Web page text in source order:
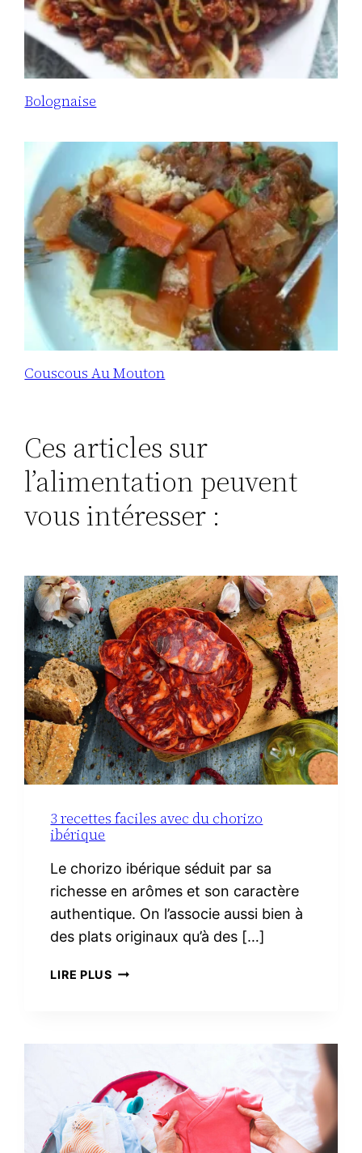
Bolognaise
Couscous Au Mouton
Ces articles sur
l’alimentation peuvent
vous intéresser :
3 recettes faciles avec du chorizo
ibérique
Le chorizo ibérique séduit par sa
richesse en arômes et son caractère
authentique. On l’associe aussi bien à
des plats originaux qu’à des […]
LIRE PLUS3
IBÉRIQUE